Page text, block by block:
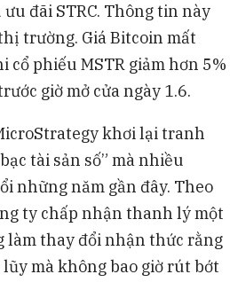
đãi STRC. Thông tin này
trường. Giá Bitcoin mất
cổ phiếu MSTR giảm hơn 5%
giờ mở cửa ngày 1.6.
khơi lại tranh
tài sản số” mà nhiều
những năm gần đây. Theo
ty chấp nhận thanh lý một
làm thay đổi nhận thức rằng
mà không bao giờ rút bớt